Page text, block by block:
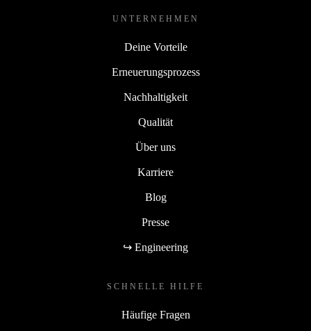
UNTERNEHMEN
Deine Vorteile
Erneuerungsprozess
Nachhaltigkeit
Qualität
Über uns
Karriere
Blog
Presse
↪ Engineering
SCHNELLE HILFE
Häufige Fragen